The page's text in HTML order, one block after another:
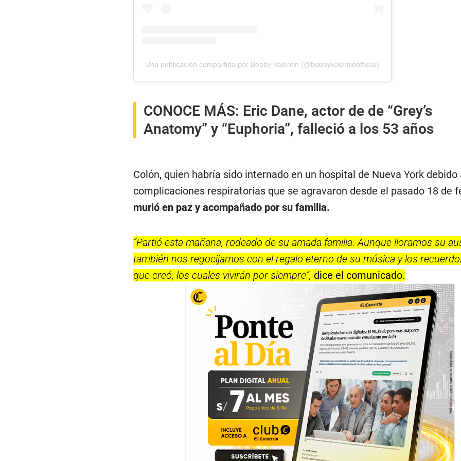
Una publicación compartida por Bobby Valentin (@bobbyvalentinofficial)
CONOCE MÁS: Eric Dane, actor de de “Grey’s
Anatomy” y “Euphoria”, falleció a los 53 años
Colón, quien habría sido internado en un hospital de Nueva York debido
complicaciones respiratorias que se agravaron desde el pasado 18 de
murió en paz y acompañado por su familia.
“Partió esta mañana, rodeado de su amada familia. Aunque lloramos su
también nos regocijamos con el regalo eterno de su música y los
que creó, los cuales vivirán por siempre”, dice el comunicado.